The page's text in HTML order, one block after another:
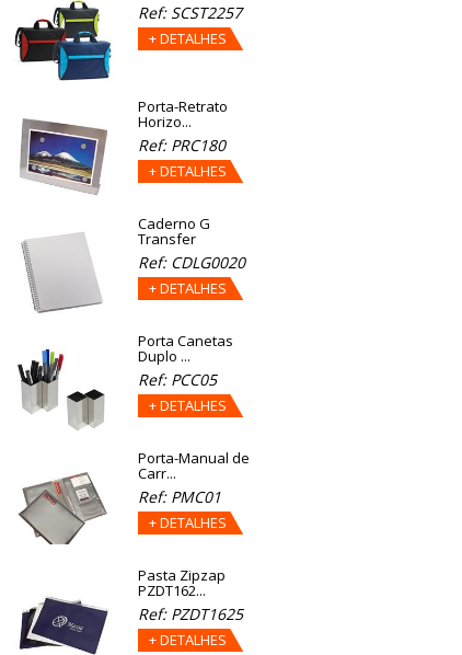
Ref: SCST2257
+ DETALHES
Porta-Retrato
Horizo...
Ref: PRC180
+ DETALHES
Caderno G
Transfer
Ref: CDLG0020
+ DETALHES
Porta Canetas
Duplo ...
Ref: PCC05
+ DETALHES
Porta-Manual de
Carr...
Ref: PMC01
+ DETALHES
Pasta Zipzap
PZDT162...
Ref: PZDT1625
+ DETALHES